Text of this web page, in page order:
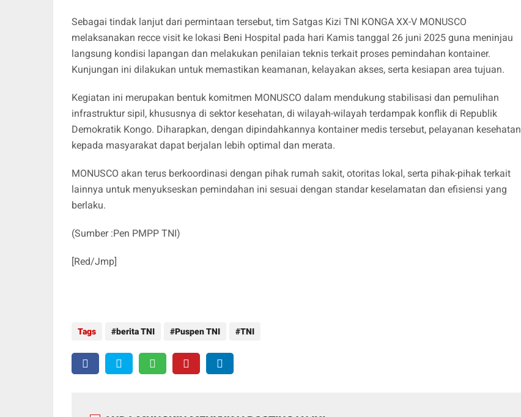
Sebagai tindak lanjut dari permintaan tersebut, tim Satgas Kizi TNI KONGA XX-V MONUSCO
melaksanakan recce visit ke lokasi Beni Hospital pada hari Kamis tanggal 26 juni 2025 guna meninjau
langsung kondisi lapangan dan melakukan penilaian teknis terkait proses pemindahan kontainer.
Kunjungan ini dilakukan untuk memastikan keamanan, kelayakan akses, serta kesiapan area tujuan.
Kegiatan ini merupakan bentuk komitmen MONUSCO dalam mendukung stabilisasi dan pemulihan
infrastruktur sipil, khususnya di sektor kesehatan, di wilayah-wilayah terdampak konflik di Republik
Demokratik Kongo. Diharapkan, dengan dipindahkannya kontainer medis tersebut, pelayanan kesehatan
kepada masyarakat dapat berjalan lebih optimal dan merata.
MONUSCO akan terus berkoordinasi dengan pihak rumah sakit, otoritas lokal, serta pihak-pihak terkait
lainnya untuk menyukseskan pemindahan ini sesuai dengan standar keselamatan dan efisiensi yang
berlaku.
(Sumber :Pen PMPP TNI)
[Red/Jmp]
Tags berita TNI Puspen TNI TNI